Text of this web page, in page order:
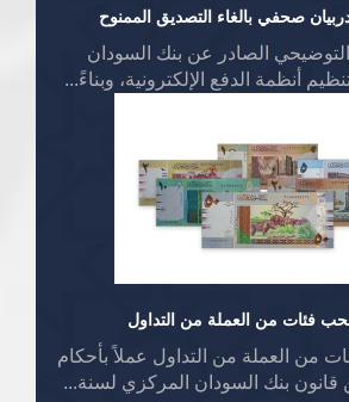
صحفي بالغاء التصديق الممنوح
التوضيحي الصادر عن بنك السودان
أنظمة الدفع الإلكترونية، وبناءً...
فئات من العملة من التداول
من العملة من التداول عملاً بأحكام